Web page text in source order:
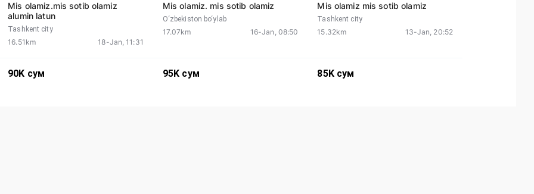
Mis olamiz.mis sotib olamiz
alumin latun
Tashkent city
16.51km 18-Jan, 11:31
90K сум
Mis olamiz. mis sotib olamiz
O‘zbekiston bo‘ylab
17.07km 16-Jan, 08:50
95K сум
Mis olamiz mis sotib olamiz
Tashkent city
15.32km 13-Jan, 20:52
85K сум